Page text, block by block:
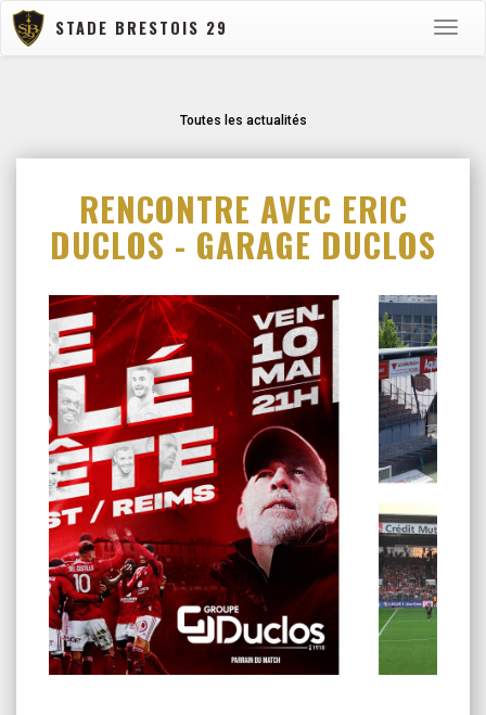
Toggle
STADE BRESTOIS 29
Toutes les actualités
RENCONTRE AVEC ERIC
DUCLOS - GARAGE DUCLOS